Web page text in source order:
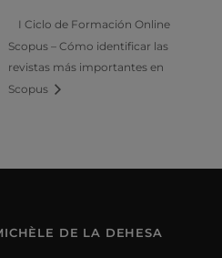
I Ciclo de Formación Online
Scopus – Cómo identificar las
revistas más importantes en
Scopus
DE LA DEHESA